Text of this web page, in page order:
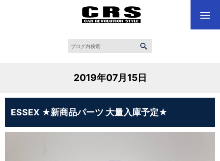
2019年07月15日
ESSEX ★新商品パーツ 大量入庫予定★